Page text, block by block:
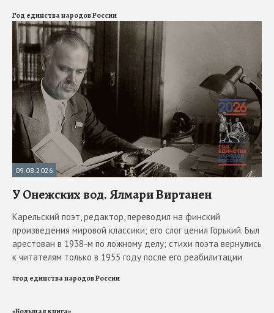
Год единства народов России
09.08.2026
У Онежских вод. Ялмари Виртанен
Карельский поэт, редактор, переводил на финский
произведения мировой классики; его слог ценил Горький. Был
арестован в 1938-м по ложному делу; стихи поэта вернулись
к читателям только в 1955 году после его реабилитации
#год единства народов России